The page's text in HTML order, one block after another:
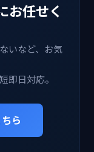
お任せく
いなど、お気
即日対応。
ら